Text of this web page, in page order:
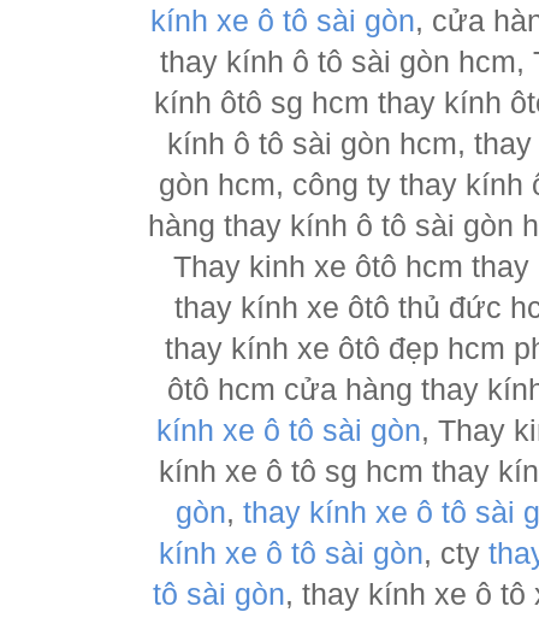
kính xe ô tô sài gòn, cửa
thay kính ô tô sài gòn hcm,
kính ôtô sg hcm thay kính
kính ô tô sài gòn hcm,
gòn hcm, công ty thay
hàng thay kính ô tô sài gòn
Thay kinh xe ôtô hcm
thay kính xe ôtô thủ đức
thay kính xe ôtô đẹp hcm
ôtô hcm cửa hàng thay
kính xe ô tô sài gòn, Thay
kính xe ô tô sg hcm thay
gòn, thay kính xe ô tô sài
kính xe ô tô sài gòn, cty
tô sài gòn, thay kính xe ô